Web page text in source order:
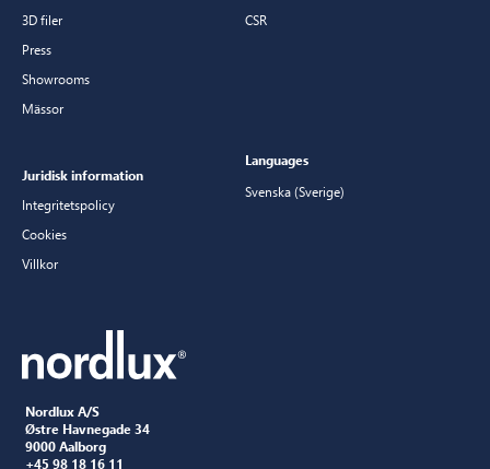
Nordlux A/S
Østre Havnegade 34
9000 Aalborg
+45 98 18 16 11
3D filer
Press
Showrooms
Mässor
CSR
Juridisk information
Integritetspolicy
Cookies
Villkor
Languages
Svenska (Sverige)